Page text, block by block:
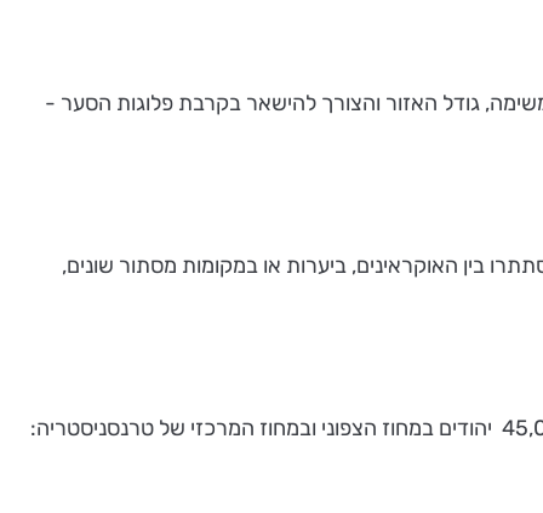
גודל האזור והצורך להישאר בקרבת פלוגות הסער -
בין האוקראינים, ביערות או במקומות מסתור שונים,
על-פי חישובים המבוססים על דוחות הז'נדרמריה והשלטונות הרומניים בטרנסניסטריה ועל סמך עדויות של יחידים, נותרו כ- 45,000 יהודים במחוז הצפוני ובמחוז המרכזי של טרנסניסטריה: